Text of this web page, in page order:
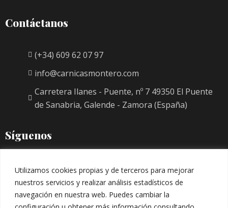
Utilizamos cookies propias y de terceros para mejorar
nuestros servicios y realizar análisis estadísticos de
navegación en nuestra web. Puedes cambiar la
Contáctanos
(+34) 609 62 07 97
info@carnicasmontero.com
Carretera Ilanes - Puente, nº 7 49350 El Puente
de Sanabria, Galende - Zamora (España)
Síguenos